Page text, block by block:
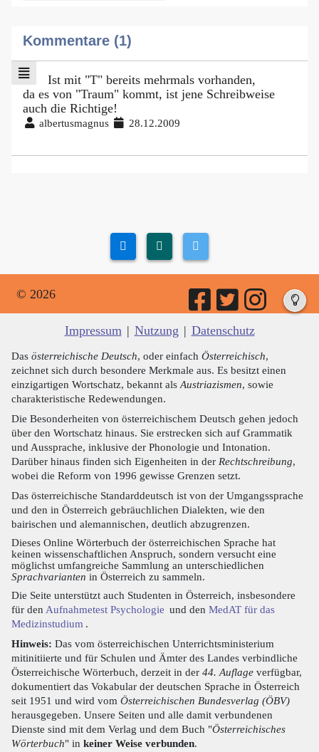
Kommentare (1)
Ist mit "T" bereits mehrmals vorhanden,
da es von "Traum" kommt, ist jene Schreibweise
auch die Richtige!
albertusmagnus 28.12.2009
© 2026
Impressum | Nutzung | Datenschutz
Das österreichische Deutsch, oder einfach Österreichisch,
zeichnet sich durch besondere Merkmale aus. Es besitzt einen
einzigartigen Wortschatz, bekannt alsAustriazismen, sowie
charakteristische Redewendungen.
Die Besonderheiten von österreichischem Deutsch gehen jedoch
über den Wortschatz hinaus. Sie erstrecken sich auf Grammatik
und Aussprache, inklusive der Phonologie und Intonation.
Darüber hinaus finden sich Eigenheiten in der Rechtschreibung,
wobei die Reform von 1996 gewisse Grenzen setzt.
Das österreichische Standarddeutsch ist von der Umgangssprache
und den in Österreich gebräuchlichen Dialekten, wie den
bairischen und alemannischen, deutlich abzugrenzen.
Dieses Online Wörterbuch der österreichischen Sprache hat
keinen wissenschaftlichen Anspruch, sondern versucht eine
möglichst umfangreiche Sammlung an unterschiedlichen
Sprachvarianten in Österreich zu sammeln.
Die Seite unterstützt auch Studenten in Österreich, insbesondere
für den Aufnahmetest Psychologie und den MedAT für das
Medizinstudium .
Hinweis: Das vom österreichischen Unterrichtsministerium
mitinitiierte und für Schulen und Ämter des Landes verbindliche
Österreichische Wörterbuch, derzeit in der 44. Auflage verfügbar,
dokumentiert das Vokabular der deutschen Sprache in Österreich
seit 1951 und wird vom Österreichischen Bundesverlag (ÖBV)
herausgegeben. Unsere Seiten und alle damit verbundenen
Dienste sind mit dem Verlag und dem Buch "Österreichisches
Wörterbuch" in keiner Weise verbunden.